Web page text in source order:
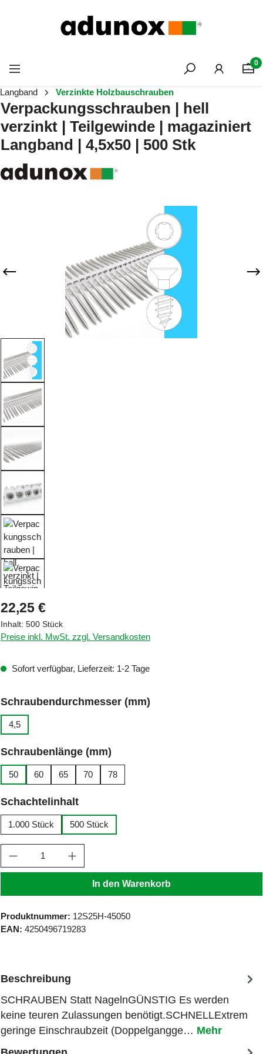
0
Langband Verzinkte Holzbauschrauben
Verpackungsschrauben | hell
verzinkt | Teilgewinde | magaziniert
Langband | 4,5x50 | 500 Stk
Regulärer Preis:
22,25 €
Inhalt: 500 Stück
Preise inkl. MwSt. zzgl. Versandkosten
Sofort verfügbar, Lieferzeit: 1-2 Tage
Schraubendurchmesser (mm)
4,5
Schraubenlänge (mm)
50 60 65 70 78
Schachtelinhaltauswählen
1.000 Stück 500 Stück
Produkt Anzahl: Gib den gewünschten Wert
In den Warenkorb
Produktnummer: 12S25H-45050
EAN: 4250496719283
Beschreibung
SCHRAUBEN Statt NagelnGÜNSTIG Es werden
keine teuren Zulassungen benötigt.SCHNELLExtrem
geringe Einschraubzeit (Doppelgangge… Mehr